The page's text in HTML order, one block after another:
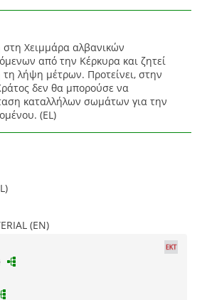
Χειμμάρα αλβανικών
από την Κέρκυρα και ζητεί
λήψη μέτρων. Προτείνει, στην
δεν θα μπορούσε να
καταλλήλων σωμάτων για την
(EL)
(EN)